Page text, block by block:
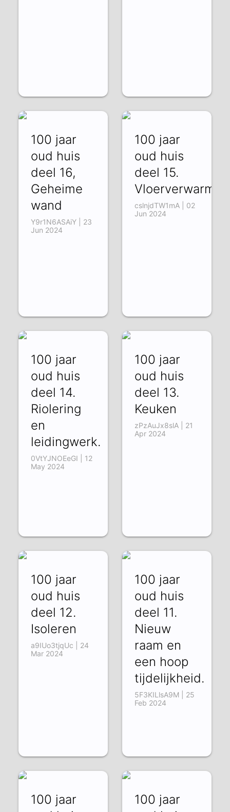
100 jaar
oud huis
deel 16,
Geheime
wand
Y9r1N6ASAiY | 23
Jun 2024
100 jaar
oud huis
deel 15.
cslnjdTW1mA | 02
Jun 2024
100 jaar
oud huis
deel 14.
Riolering
en
leidingwerk.
0VtYJNOEeGI | 12
May 2024
100 jaar
oud huis
deel 13.
Keuken
zPzAuJx8slA | 21
Apr 2024
100 jaar
oud huis
deel 12.
Isoleren
a9IUo3tjqUc | 24
Mar 2024
100 jaar
oud huis
deel 11.
Nieuw
raam en
een hoop
tijdelijkheid.
5F3KILlsA9M | 25
Feb 2024
100 jaar
100 jaar